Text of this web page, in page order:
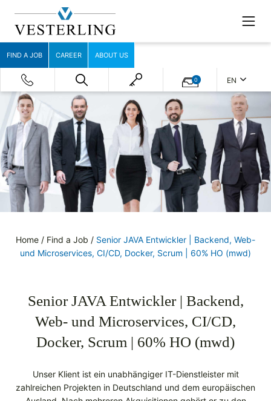
FIND A JOB CAREER ABOUT US
0 EN
Home / Find a Job / Senior JAVA Entwickler | Backend, Web-
und Microservices, CI/CD, Docker, Scrum | 60% HO (mwd)
Senior JAVA Entwickler | Backend,
Web- und Microservices, CI/CD,
Docker, Scrum | 60% HO (mwd)
Unser Klient ist ein unabhängiger IT-Dienstleister mit
zahlreichen Projekten in Deutschland und dem europäischen